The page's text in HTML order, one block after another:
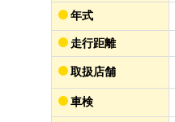
年式
走行距離
取扱店舗
車検